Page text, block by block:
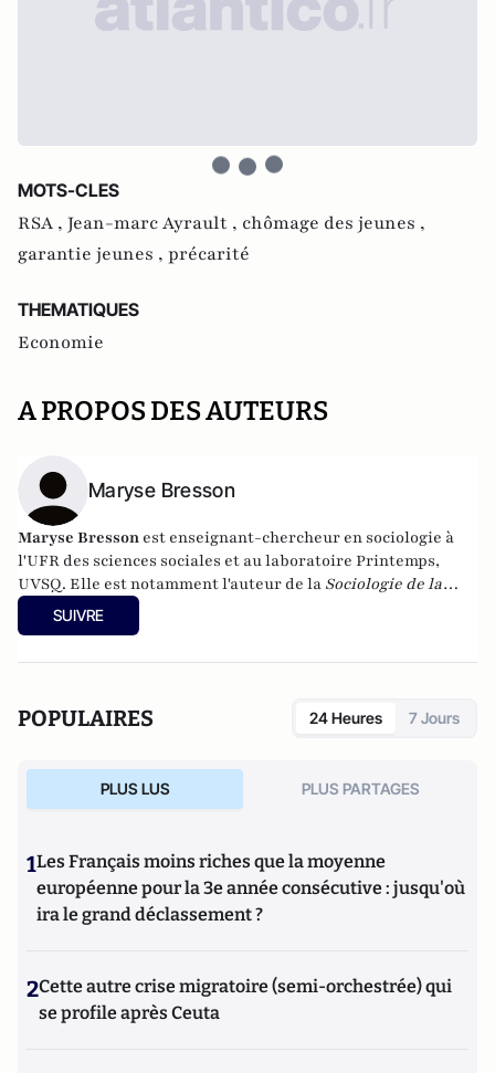
MOTS-CLES
RSA , Jean-marc Ayrault , chômage des jeunes ,
garantie jeunes , précarité
THEMATIQUES
Economie
A PROPOS DES AUTEURS
Maryse Bresson
Maryse Bresson est enseignant-chercheur en sociologie à
l'UFR des sciences sociales et aulaboratoire Printemps,
UVSQ. Elle est notamment l'auteur de la Sociologie de la
précarité,aux Editions Armand Colin.
SUIVRE
POPULAIRES 24 Heures 7 Jours
PLUS LUS PLUS PARTAGES
1Les Français moins riches que la moyenne
européenne pour la 3e année consécutive : jusqu'où
ira le grand déclassement ?
2Cette autre crise migratoire (semi-orchestrée) qui
se profile après Ceuta